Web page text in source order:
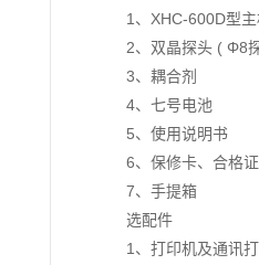
1、XHC-600D
2、双晶探头 (
3、耦合剂
4、七号电
5、使用说明
6、保修卡、合
7、手提箱
选配件
1、打印机及通讯